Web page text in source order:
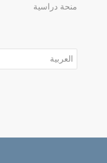
منحة دراسية
اختر
لغة